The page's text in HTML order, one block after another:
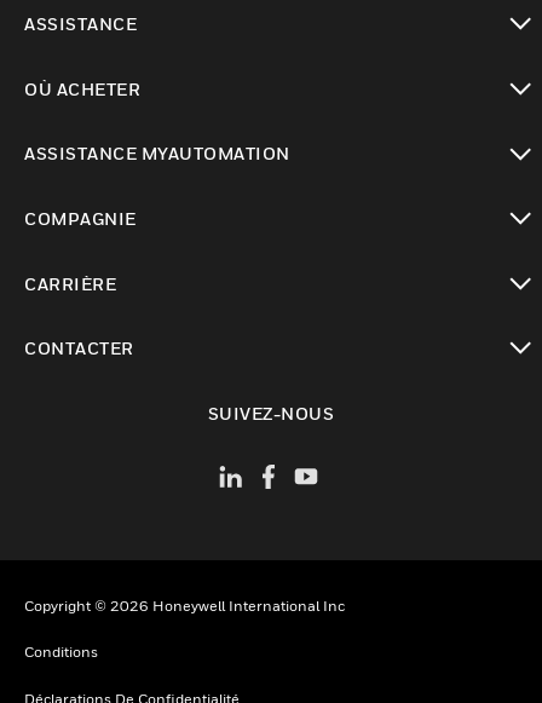
ASSISTANCE
OÙ ACHETER
ASSISTANCE MYAUTOMATION
COMPAGNIE
CARRIÈRE
CONTACTER
SUIVEZ-NOUS
Copyright © 2026 Honeywell International Inc
Conditions
Déclarations De Confidentialité